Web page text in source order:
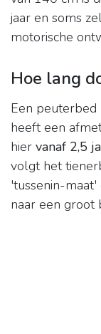
jaar en soms
motorische
Hoe lang
Een
heeft een
hier vanaf 2,5
volgt het
'tussenin-
naar een groot